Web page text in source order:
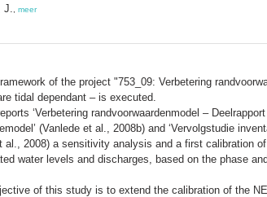
meer
of the project "753_09: Verbetering
tidal dependant – is executed.
‘Verbetering randvoorwaardenmodel –
(Vanlede et al., 2008b) and ‘Vervolgstudie
al., 2008) a sensitivity analysis and a first calibration
water levels and discharges, based on the phase
of this study is to extend the calibration of the